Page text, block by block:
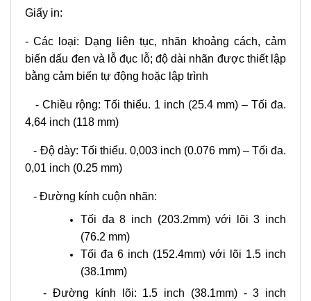
Giấy in:
- Các loại: Dạng liên tục, nhãn khoảng cách, cảm
biến dấu đen và lỗ đục lỗ; độ dài nhãn được thiết lập
bằng cảm biến tự động hoặc lập trình
- Chiều rộng: Tối thiểu. 1 inch (25.4 mm) – Tối đa.
4,64 inch (118 mm)
- Độ dày: Tối thiểu. 0,003 inch (0.076 mm) – Tối đa.
0,01 inch (0.25 mm)
- Đường kính cuộn nhãn:
Tối đa 8 inch (203.2mm) với lõi 3 inch
(76.2 mm)
Tối đa 6 inch (152.4mm) với lõi 1.5 inch
(38.1mm)
- Đường kính lõi: 1.5 inch (38.1mm) - 3 inch